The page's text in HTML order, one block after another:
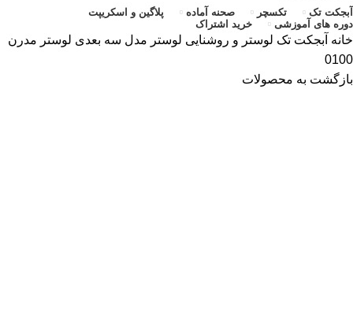
آبجکت تک تکسچر صحنه آماده
پلاگین و اسکریپت
دوره های آموزشی
خرید اشتراک
خانه آبجکت تک لوستر و روشنایی لوستر مدل سه بعدی لوستر مدرن
0100
بازگشت به محصولات